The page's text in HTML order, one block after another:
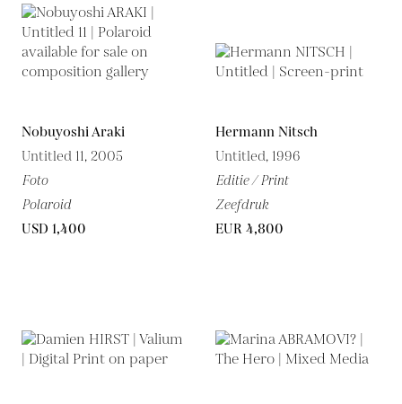
Nobuyoshi Araki
Untitled 11, 2005
Foto
Polaroid
USD 1,400
Hermann Nitsch
Untitled, 1996
Editie / Print
Zeefdruk
EUR 4,800